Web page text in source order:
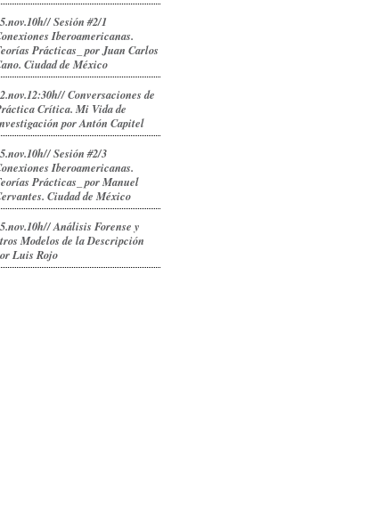
Sesión #2/1
Iberoamericanas.
Prácticas_ por Juan Carlos
Ciudad de México
Conversaciones de
Crítica. Mi Vida de
por Antón Capitel
Sesión #2/3
Iberoamericanas.
Prácticas_ por Manuel
Ciudad de México
Análisis Forense y
Modelos de la Descripción
Luis Rojo